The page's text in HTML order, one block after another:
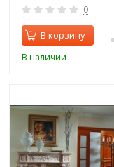
0
В корзину
В наличии